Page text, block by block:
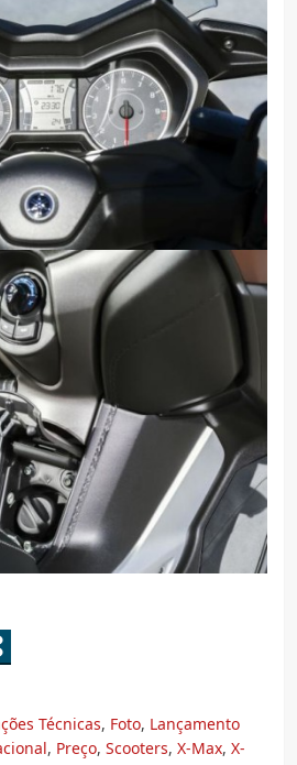
Técnicas, Foto, Lançamento
, Preço, Scooters, X-Max, X-